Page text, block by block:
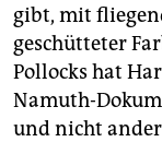
gibt, mit
geschütteter
Pollocks hat
Namuth-
und nicht